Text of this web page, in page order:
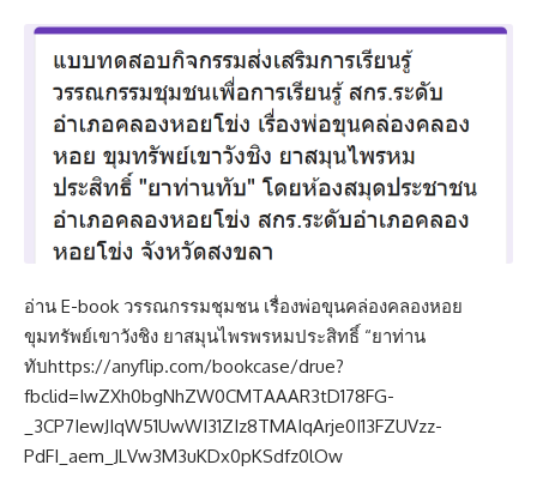
อ่าน E-book วรรณกรรมชุมชน เรื่องพ่อขุนคล่องคลองหอย
ขุมทรัพย์เขาวังชิง ยาสมุนไพรพรหมประสิทธิ์ “ยาท่าน
ทับhttps://anyflip.com/bookcase/drue?
fbclid=IwZXh0bgNhZW0CMTAAAR3tD178FG-
_3CP7IewJIqW51UwWI31ZIz8TMAIqArje0I13FZUVzz-
PdFI_aem_JLVw3M3uKDx0pKSdfz0lOw